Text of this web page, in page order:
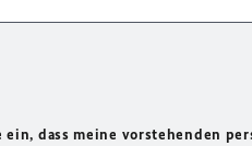
dass meine vorstehenden